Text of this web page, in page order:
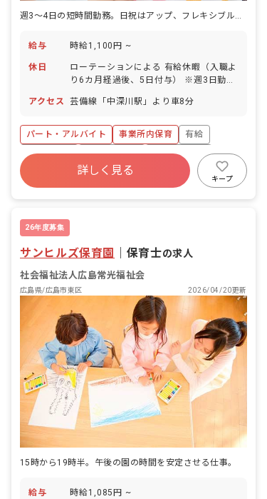
週3～4日の短時間勤務。日祝はアップ、フレキシブルに働けます。
給与 時給1,100円 ~
休日
ローテーションによる 有給休暇（入職よ
り6カ月経過後、5日付与） ※週3日勤務
アクセス
芸備線「中深川駅」より車8分
パート・アルバイト 事業所内保育
有給
残業少なめ
産休育休制度
社会福祉法人
未経験歓迎
詳しく見る
キープ
26年度募集
サンヒルズ保育園 保育士の求人
社会福祉法人広島常光福祉会
広島県/広島市東区 2026/04/20更新
15時から19時半。午後の園の時間を安定させる仕事。
給与 時給1,085円 ~